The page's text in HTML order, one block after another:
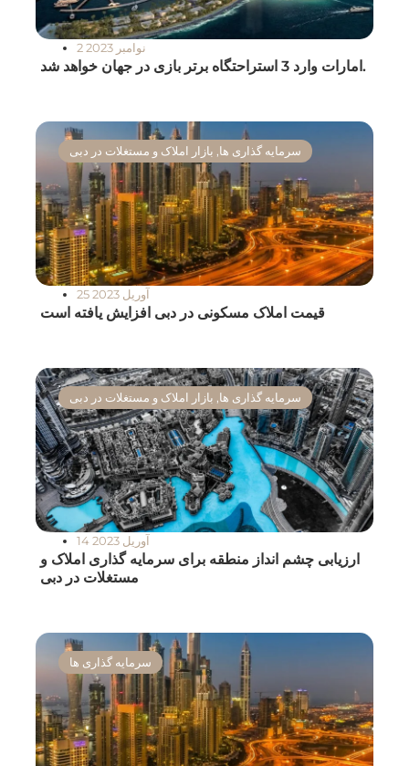
2 نوامبر 2023
امارات وارد 3 استراحتگاه برتر بازی در جهان خواهد شد.
سرمایه گذاری ها, بازار املاک و مستغلات در دبی
25 آوریل 2023
قیمت املاک مسکونی در دبی افزایش یافته است
سرمایه گذاری ها, بازار املاک و مستغلات در دبی
14 آوریل 2023
ارزیابی چشم انداز منطقه برای سرمایه گذاری املاک و
مستغلات در دبی
سرمایه گذاری ها